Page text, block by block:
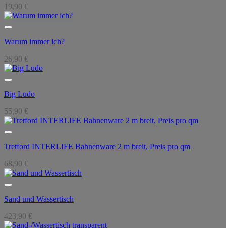
19,90 €
Warum immer ich?
26,90 €
Big Ludo
55,90 €
Tretford INTERLIFE Bahnenware 2 m breit, Preis pro qm
68,90 €
Sand und Wassertisch
423,90 €